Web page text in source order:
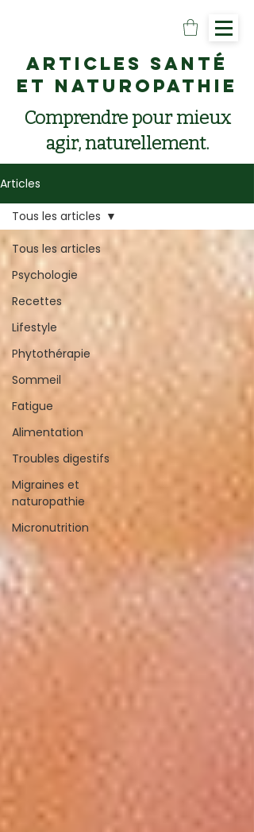
Articles santé
et naturopathie
Comprendre pour mieux
agir, naturellement.
Articles
Tous les articles
Psychologie
Recettes
Lifestyle
Phytothérapie
Sommeil
Fatigue
Alimentation
Troubles digestifs
Migraines et
naturopathie
Micronutrition
Tous les articles